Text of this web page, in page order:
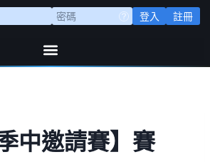
登入 註冊
中邀請賽】賽